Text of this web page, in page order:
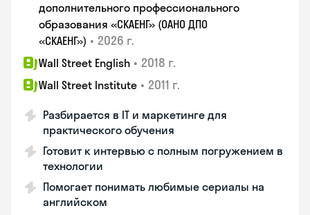
дополнительного профессионального
образования «СКАЕНГ» (ОАНО ДПО
«СКАЕНГ») • 2026 г.
Wall Street English • 2018 г.
Wall Street Institute • 2011 г.
Разбирается в IT и маркетинге для
практического обучения
Готовит к интервью с полным погружением в
технологии
Помогает понимать любимые сериалы на
английском